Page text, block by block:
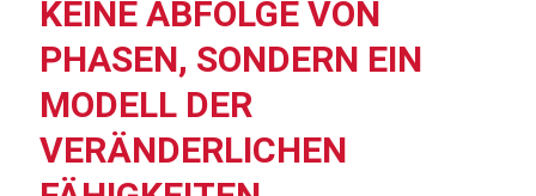
KEINE ABFOLGE VON
PHASEN, SONDERN EIN
MODELL DER
VERÄNDERLICHEN